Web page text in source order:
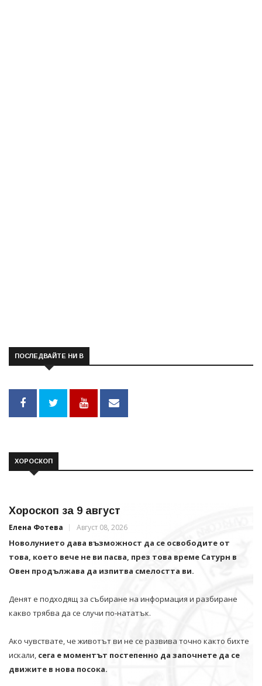
ПОСЛЕДВАЙТЕ НИ В
ХОРОСКОП
Хороскоп за 9 август
Елена Фотева Август 08, 2026
Новолунието дава възможност да се освободите от
това, което вече не ви пасва, през това време Сатурн в
Овен продължава да изпитва смелостта ви.
Денят е подходящ за събиране на информация и разбиране
какво трябва да се случи по-нататък.
Ако чувствате, че животът ви не се развива точно както бихте
искали, сега е моментът постепенно да започнете да се
движите в нова посока.